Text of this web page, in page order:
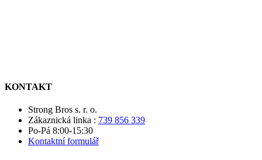
KONTAKT
Strong Bros s. r. o.
Zákaznická linka : 739 856 339
Po-Pá 8:00-15:30
Kontaktní formulář